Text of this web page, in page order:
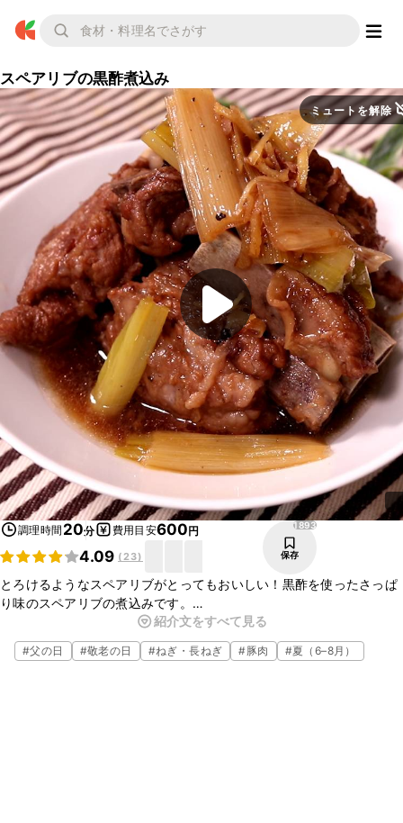
スペアリブの黒酢煮込み
ミュートを解除
調理時間 20分 費用目安600円
4.09 (23)
1893
保存
とろけるようなスペアリブがとってもおいしい！黒酢を使ったさっぱ
り味のスペアリブの煮込みです。
圧力鍋がなくても黒酢を使うことで、お肉が柔らかく、骨からスルリ
と外れますよ。ネギにも肉のうま味がうつり、トロトロの食感です。
ぜひ作ってみてくださいね！
紹介文をすべて見る
#父の日 #敬老の日 #ねぎ・長ねぎ #豚肉 #夏（6–8月）